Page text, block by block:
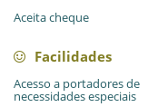
Aceita cheque
Facilidades
Acesso a portadores de
necessidades especiais